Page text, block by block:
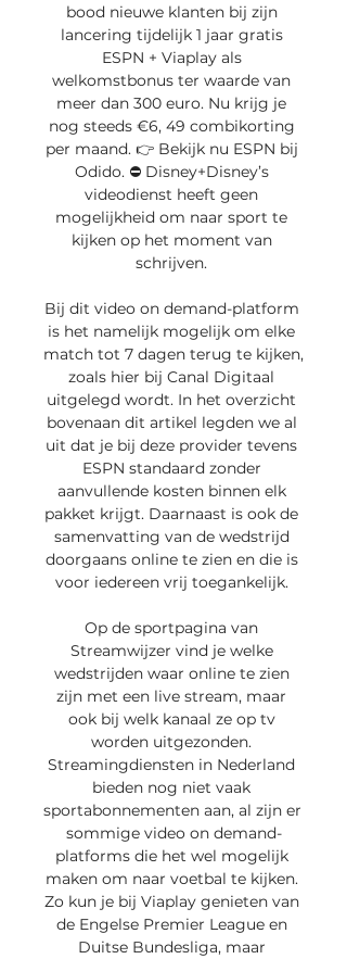
bood nieuwe klanten bij zijn
lancering tijdelijk 1 jaar gratis
ESPN + Viaplay als
welkomstbonus ter waarde van
meer dan 300 euro. Nu krijg je
nog steeds €6, 49 combikorting
per maand. 👉 Bekijk nu ESPN bij
Odido. ⛔️ Disney+Disney’s
videodienst heeft geen
mogelijkheid om naar sport te
kijken op het moment van
schrijven.
Bij dit video on demand-platform
is het namelijk mogelijk om elke
match tot 7 dagen terug te kijken,
zoals hier bij Canal Digitaal
uitgelegd wordt. In het overzicht
bovenaan dit artikel legden we al
uit dat je bij deze provider tevens
ESPN standaard zonder
aanvullende kosten binnen elk
pakket krijgt. Daarnaast is ook de
samenvatting van de wedstrijd
doorgaans online te zien en die is
voor iedereen vrij toegankelijk.
Op de sportpagina van
Streamwijzer vind je welke
wedstrijden waar online te zien
zijn met een live stream, maar
ook bij welk kanaal ze op tv
worden uitgezonden.
Streamingdiensten in Nederland
bieden nog niet vaak
sportabonnementen aan, al zijn er
sommige video on demand-
platforms die het wel mogelijk
maken om naar voetbal te kijken.
Zo kun je bij Viaplay genieten van
de Engelse Premier League en
Duitse Bundesliga, maar